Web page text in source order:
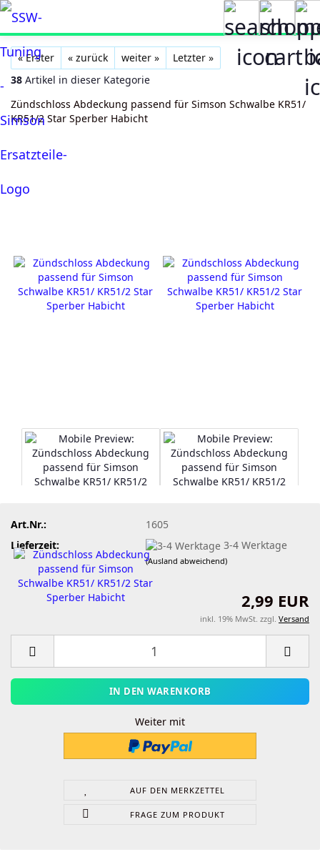
« Erster « zurück weiter »
Letzter »
38 Artikel in dieser Kategorie
Zündschloss Abdeckung passend für Simson Schwalbe KR51/
KR51/2 Star Sperber Habicht
Art.Nr.:
1605
Lieferzeit:
3-4 Werktage
(Ausland abweichend)
2,99 EUR
inkl. 19% MwSt. zzgl. Versand
Weiter mit
AUF DEN MERKZETTEL
FRAGE ZUM PRODUKT